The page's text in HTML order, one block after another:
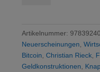
Artikelnummer:
Neuerscheinungen,
Bitcoin, Christian Rieck,
Geldkonstruktionen,